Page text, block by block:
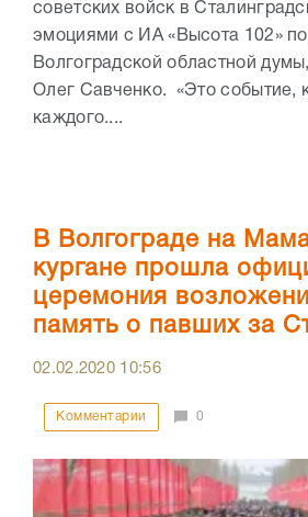
советских войск в
эмоциями с ИА «Высота 102»
Волгоградской областной
Олег Савченко. «Это событие,
каждого....
В Волгограде на
кургане прошла
церемония
память о павших за
02.02.2020 10:56
Комментарии 0